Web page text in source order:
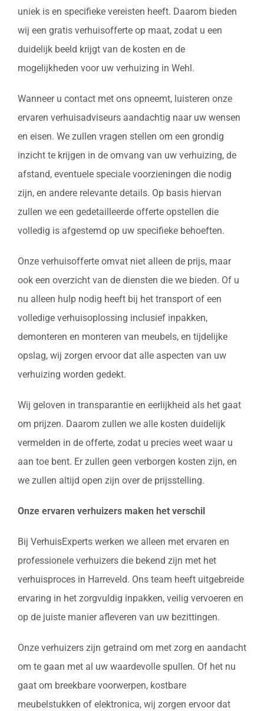
uniek is en specifieke vereisten heeft. Daarom bieden
wij een gratis verhuisofferte op maat, zodat u een
duidelijk beeld krijgt van de kosten en de
mogelijkheden voor uw verhuizing in Wehl.
Wanneer u contact met ons opneemt, luisteren onze
ervaren verhuisadviseurs aandachtig naar uw wensen
en eisen. We zullen vragen stellen om een grondig
inzicht te krijgen in de omvang van uw verhuizing, de
afstand, eventuele speciale voorzieningen die nodig
zijn, en andere relevante details. Op basis hiervan
zullen we een gedetailleerde offerte opstellen die
volledig is afgestemd op uw specifieke behoeften.
Onze verhuisofferte omvat niet alleen de prijs, maar
ook een overzicht van de diensten die we bieden. Of u
nu alleen hulp nodig heeft bij het transport of een
volledige verhuisoplossing inclusief inpakken,
demonteren en monteren van meubels, en tijdelijke
opslag, wij zorgen ervoor dat alle aspecten van uw
verhuizing worden gedekt.
Wij geloven in transparantie en eerlijkheid als het gaat
om prijzen. Daarom zullen we alle kosten duidelijk
vermelden in de offerte, zodat u precies weet waar u
aan toe bent. Er zullen geen verborgen kosten zijn, en
we zullen altijd open zijn over de prijsstelling.
Onze ervaren verhuizers maken het verschil
Bij VerhuisExperts werken we alleen met ervaren en
professionele verhuizers die bekend zijn met het
verhuisproces in Harreveld. Ons team heeft uitgebreide
ervaring in het zorgvuldig inpakken, veilig vervoeren en
op de juiste manier afleveren van uw bezittingen.
Onze verhuizers zijn getraind om met zorg en aandacht
om te gaan met al uw waardevolle spullen. Of het nu
gaat om breekbare voorwerpen, kostbare
meubelstukken of elektronica, wij zorgen ervoor dat